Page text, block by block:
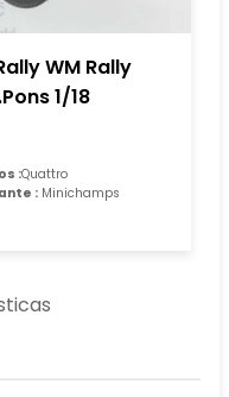
WM Rally
1/18
:Quattro
: Minichamps